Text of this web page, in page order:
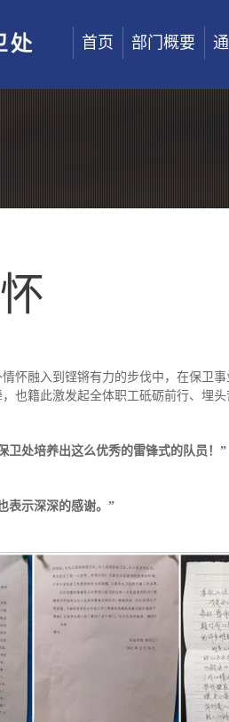
首页 部门概要
怀融入到铿锵有力的步伐中，在保卫
也籍此激发起全体职工砥砺前行、埋头
卫处培养出这么优秀的雷锋式的队员！ ”
表示深深的感谢。 ”